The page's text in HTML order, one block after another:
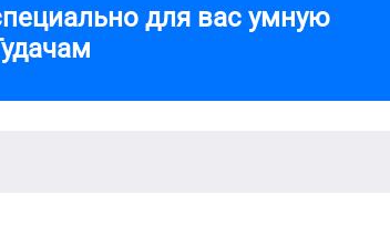
для вас умную